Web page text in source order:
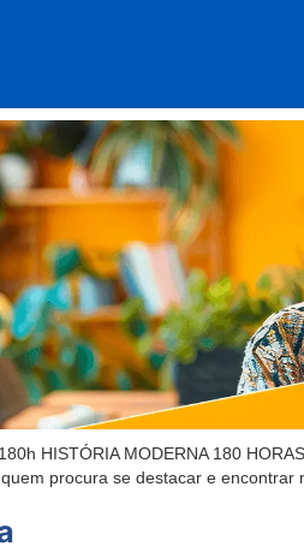
HISTÓRIA MODERNA 180
procura se destacar e encontrar